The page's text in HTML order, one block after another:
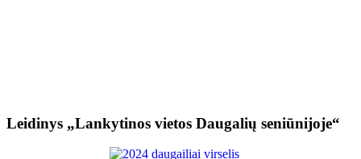
Leidinys „Lankytinos vietos Daugalių seniūnijoje“